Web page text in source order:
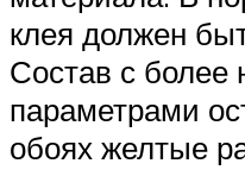
клея должен
Состав с более
параметрами
обоях желтые